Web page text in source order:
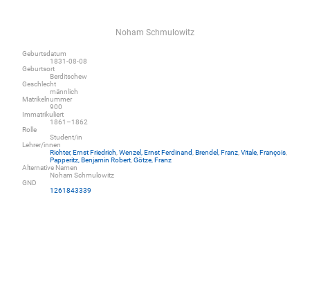
Noham Schmulowitz
Geburtsdatum
1831-08-08
Geburtsort
Berditschew
Geschlecht
männlich
Matrikelnummer
900
Immatrikuliert
1861–1862
Rolle
Student/in
Lehrer/innen
Richter, Ernst Friedrich Wenzel, Ernst Ferdinand Brendel, Franz Vitale, François
Papperitz, Benjamin Robert Götze, Franz
Alternative Namen
Noham Schmulowitz
GND
1261843339